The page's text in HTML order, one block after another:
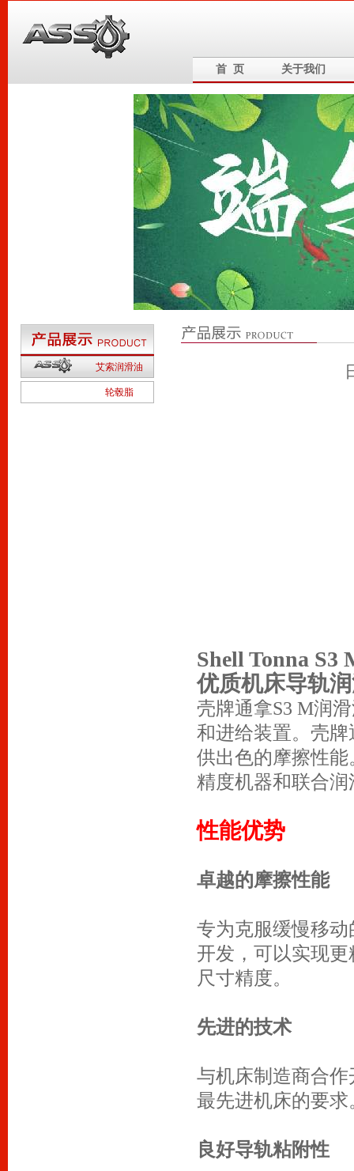
首 页 关于我们
5
3
1
艾索润滑油
轮毂脂
Shell Tonna S3
优质机床导轨
壳牌通拿S3 M润
和进给装置。壳
供出色的摩擦性
精度机器和联合
性能优势
卓越的摩擦性能
专为克服缓慢移
开发，可以实现
尺寸精度。
先进的技术
与机床制造商合
最先进机床的要求
良好导轨粘附性